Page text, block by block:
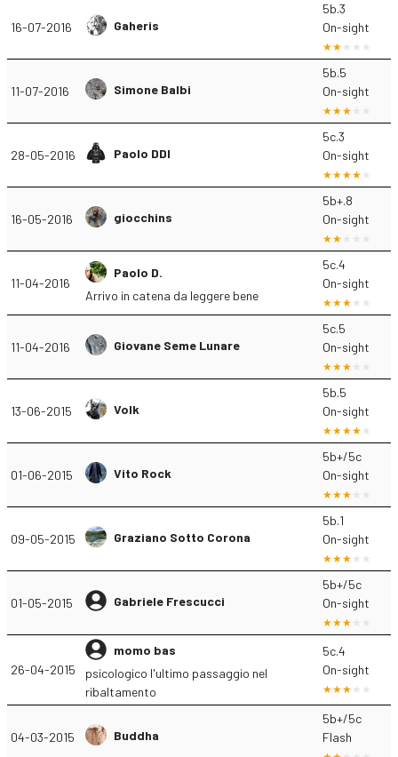
16-07-2016 Gaheris
5b.3
On-sight
11-07-2016 Simone Balbi
5b.5
On-sight
28-05-2016 Paolo DDI
5c.3
On-sight
16-05-2016 giocchins
5b+.8
On-sight
11-04-2016
Paolo D.
Arrivo in catena da leggere bene
5c.4
On-sight
11-04-2016 Giovane Seme Lunare
5c.5
On-sight
13-06-2015 Volk
5b.5
On-sight
01-06-2015 Vito Rock
5b+/5c
On-sight
09-05-2015 Graziano Sotto Corona
5b.1
On-sight
01-05-2015 Gabriele Frescucci
5b+/5c
On-sight
26-04-2015
momo bas
psicologico l'ultimo passaggio nel
ribaltamento
5c.4
On-sight
04-03-2015 Buddha
5b+/5c
Flash